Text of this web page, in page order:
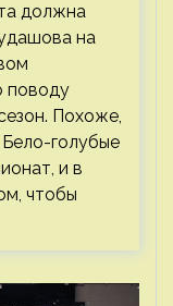
должна
на
поводу
Похоже,
голубые
и в
чтобы